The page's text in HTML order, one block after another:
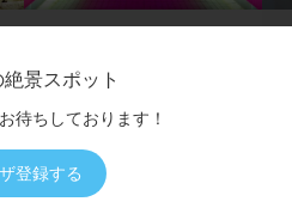
景スポット
待ちしております！
登録する